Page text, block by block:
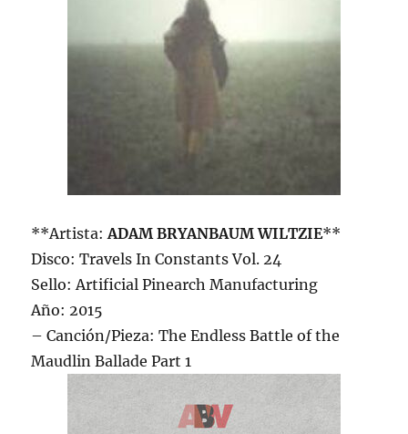
**Artista:ADAM BRYANBAUM WILTZIE**
Disco: Travels In Constants Vol. 24
Sello: Artificial Pinearch Manufacturing
Año: 2015
– Canción/Pieza: The Endless Battle of the
Maudlin Ballade Part 1